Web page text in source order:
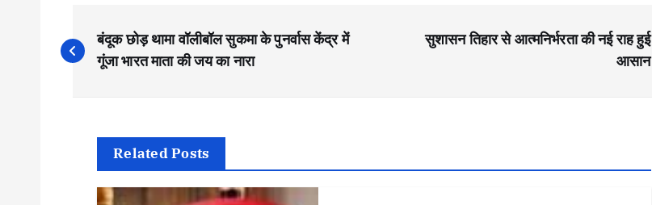
P
o
बंदूक छोड़ थामा वॉलीबॉल सुकमा के पुनर्वास केंद्र में
गूंजा भारत माता की जय का नारा
सुशासन तिहार से आत्मनिर्भरता की नई राह हुई
आसान
Related Posts